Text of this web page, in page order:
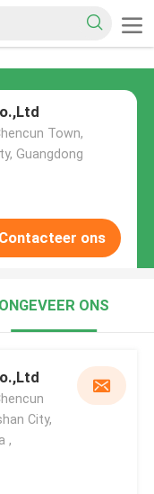
Town,
Guangdong
Contacteer ons
ONGEVEER ONS
City,
,